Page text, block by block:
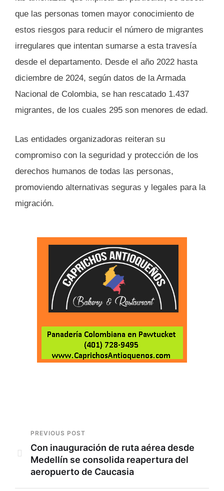
que las personas tomen mayor conocimiento de
estos riesgos para reducir el número de migrantes
irregulares que intentan sumarse a esta travesía
desde el departamento. Desde el año 2022 hasta
diciembre de 2024, según datos de la Armada
Nacional de Colombia, se han rescatado 1.437
migrantes, de los cuales 295 son menores de edad.
Las entidades organizadoras reiteran su
compromiso con la seguridad y protección de los
derechos humanos de todas las personas,
promoviendo alternativas seguras y legales para la
migración.
PREVIOUS POST
Con inauguración de ruta aérea desde
Medellín se consolida reapertura del
aeropuerto de Caucasia